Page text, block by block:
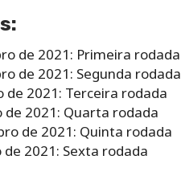
de 2021: Primeira rodada
de 2021: Segunda rodada
de 2021: Terceira rodada
2021: Quarta rodada
de 2021: Quinta rodada
2021: Sexta rodada